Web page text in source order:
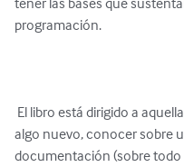
programación.
algo nuevo, conocer sobre
documentación (sobre todo